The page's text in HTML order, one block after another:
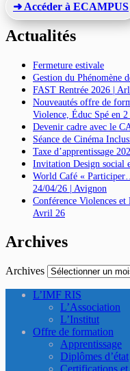
➜ Accéder à ECAMPUS
Actualités
Fermeture estivale
Gestion du
FAST Rentrée 2026 |
Nouveautés offre de
Violence, Éduc Spé en
Devenir cadre avec le
Séance de Cinéma
Taxe d’apprentissage
Invitation Design social
World Café «
24/04/26 | Avignon
Conférence Violences
Avril 26
Archives
Archives
L’IMF RIS
L’Association
L’Institut
Offre de formation
Apprentissage
Diplômes d’état
Certifications